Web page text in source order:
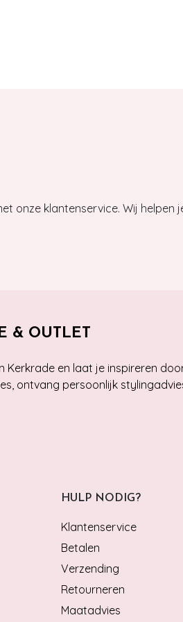
onze klantenservice. Wij helpen
& OUTLET
Kerkrade en laat je inspireren
ontvang persoonlijk
HULP NODIG?
Klantenservice
Betalen
Verzending
Retourneren
Maatadvies